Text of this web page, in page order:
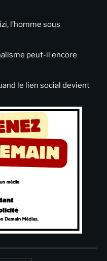
l’homme sous
peut-il encore
le lien social devient